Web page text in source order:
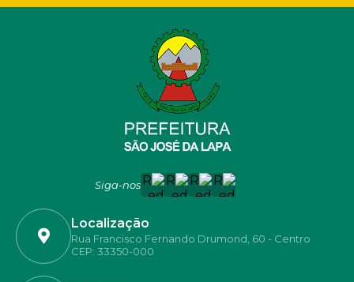
Siga-nos
Localização
Rua Francisco Fernando Drumond, 60 - Centro
CEP: 33350-000